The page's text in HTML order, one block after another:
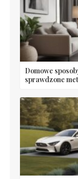
Domowe
sprawdzone